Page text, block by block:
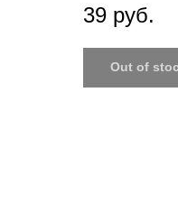
39 руб.
Out of